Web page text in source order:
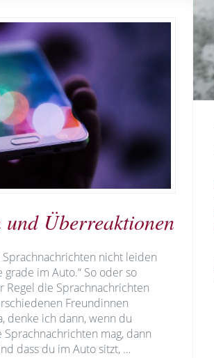
und Überreaktionen
Sprachnachrichten nicht leiden
grade im Auto.“ So oder so
Regel die Sprachnachrichten
Freundinnen
denke ich dann, wenn du
mag, dann
dass du im Auto sitzt, …